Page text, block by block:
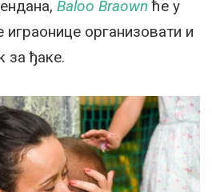
Baloo Braown ће у
играонице организовати и
за ђаке.